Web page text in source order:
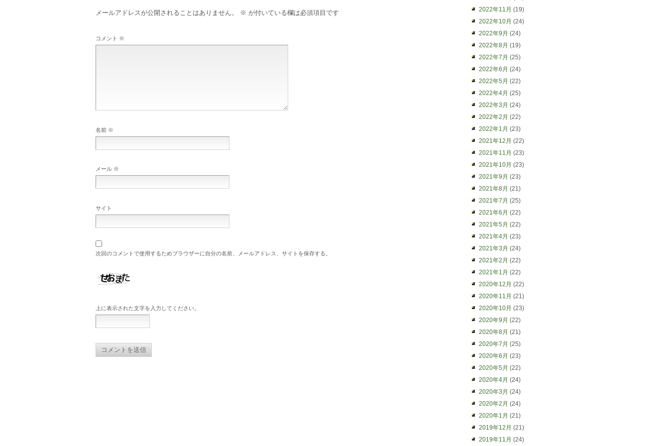
メールアドレスが公開されることはありません。 ※ が付いている欄は必須項目です
コメント ※
名前 ※
メール ※
サイト
次回のコメントで使用するためブラウザーに自分の名前、メールアドレス、サイトを保存する。
上に表示された文字を入力してください。
2022年11月 (19)
2022年10月 (24)
2022年9月 (24)
2022年8月 (19)
2022年7月 (25)
2022年6月 (24)
2022年5月 (22)
2022年4月 (25)
2022年3月 (24)
2022年2月 (22)
2022年1月 (23)
2021年12月 (22)
2021年11月 (23)
2021年10月 (23)
2021年9月 (23)
2021年8月 (21)
2021年7月 (25)
2021年6月 (22)
2021年5月 (22)
2021年4月 (23)
2021年3月 (24)
2021年2月 (22)
2021年1月 (22)
2020年12月 (22)
2020年11月 (21)
2020年10月 (23)
2020年9月 (22)
2020年8月 (21)
2020年7月 (25)
2020年6月 (23)
2020年5月 (22)
2020年4月 (24)
2020年3月 (24)
2020年2月 (24)
2020年1月 (21)
2019年12月 (21)
2019年11月 (24)